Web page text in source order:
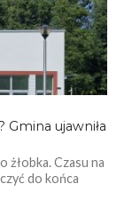
ujawniła
żłobka. Czasu na
do końca